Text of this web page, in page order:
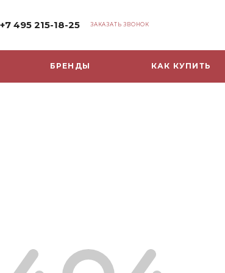
+7 495 215-18-25 ЗАКАЗАТЬ ЗВОНОК
БРЕНДЫ КАК КУПИТЬ